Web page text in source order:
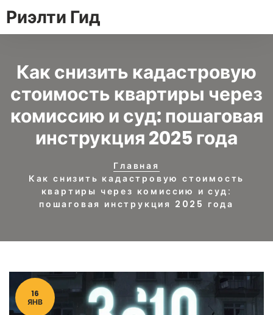
Риэлти Гид
Как снизить кадастровую
стоимость квартиры через
комиссию и суд: пошаговая
инструкция 2025 года
Главная
Как снизить кадастровую стоимость
квартиры через комиссию и суд:
пошаговая инструкция 2025 года
16
ЯНВ